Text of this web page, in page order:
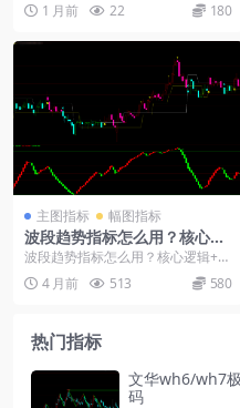
文字提示，教你怎么看...
1 月前 22 180
主图指标 幅图指标
波段趋势指标怎么用？核心逻
辑+使用建议，一文讲透!
波段趋势指标怎么用？核心逻辑+使
用建议： 这套指标主图自带清晰的
BK标记，搭配副...
4 月前 513 580
热门指标
文华wh6/wh7
码